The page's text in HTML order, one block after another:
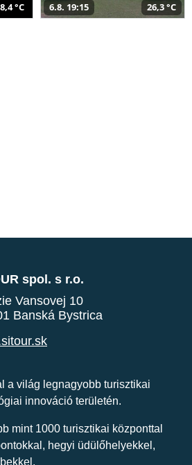
°C 6.8. 19:15 26,3 °C
spol. s r.o.
Vansovej 10
Banská Bystrica
a világ legnagyobb turisztikai
innováció területén.
mint 1000 turisztikai központtal
hegyi üdülőhelyekkel,